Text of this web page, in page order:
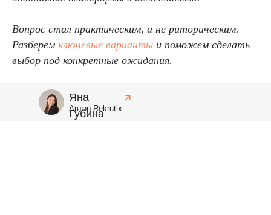
Вопрос стал практическим, а не риторическим.
Разберем ключевые варианты и поможем сделать
выбор под конкретные ожидания.
Яна
Губина
Автор Rekrutix